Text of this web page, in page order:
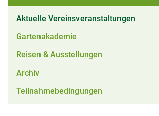
Aktuelle Vereinsveranstaltungen
Gartenakademie
Reisen & Ausstellungen
Archiv
Teilnahmebedingungen